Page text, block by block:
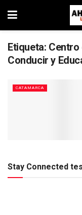
Etiqueta: Centro
Conducir y
CATAMARCA
Stay Connected